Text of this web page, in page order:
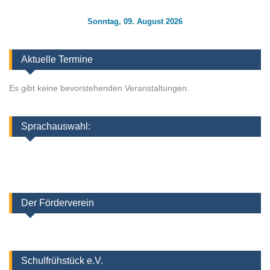
Sonntag, 09. August 2026
Aktuelle Termine
Es gibt keine bevorstehenden Veranstaltungen.
Sprachauswahl:
Der Förderverein
Schulfrühstück e.V.